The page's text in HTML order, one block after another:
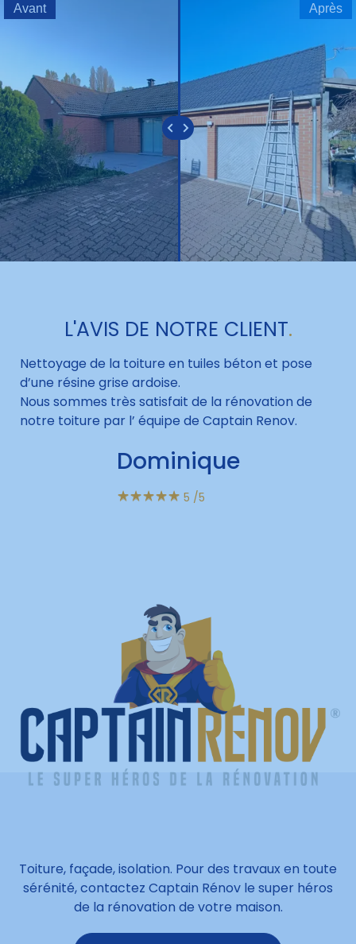
Avant Après
L'AVIS DE NOTRE CLIENT.
Nettoyage de la toiture en tuiles béton et pose
d’une résine grise ardoise.
Nous sommes très satisfait de la rénovation de
notre toiture par l’ équipe de Captain Renov.
Dominique
☆☆☆☆☆ 5 /5
Toiture, façade, isolation. Pour des travaux en toute
sérénité, contactez Captain Rénov le super héros
de la rénovation de votre maison.